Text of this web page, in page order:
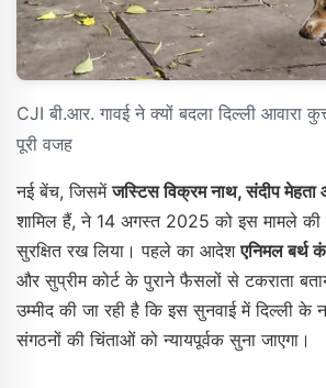
CJI बी.आर. गावई ने क्यों बदला दिल्ली आवारा
पूरी वजह
नई बेंच, जिसमेंजस्टिस विक्रम नाथ, संदीप मेहता
शामिल हैं, ने 14 अगस्त 2025 को इस मामले
सुरक्षित रख लिया। पहले का आदेशएनिमल बर्थ
और सुप्रीम कोर्ट के पुराने फैसलों से टकराता
उम्मीद की जा रही है कि इस सुनवाई में दिल्ली के
संगठनों की चिंताओं को न्यायपूर्वक सुना जाएगा।